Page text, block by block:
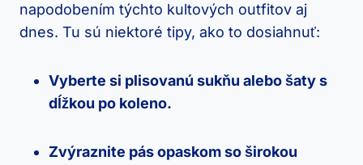
napodobením týchto kultových outfitov aj
dnes. Tu sú niektoré tipy, ako to dosiahnuť:
Vyberte si plisovanú sukňu alebo šaty s
dĺžkou po koleno.
Zvýraznite pás opaskom so širokou